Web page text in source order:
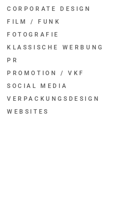
CORPORATE DESIGN
FILM / FUNK
FOTOGRAFIE
KLASSISCHE WERBUNG
PR
PROMOTION / VKF
SOCIAL MEDIA
VERPACKUNGSDESIGN
WEBSITES